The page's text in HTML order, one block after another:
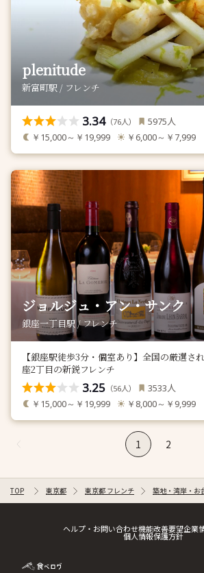
plenitude
新富町駅 / フレンチ
3.34（76人） 5975人
￥15,000～￥19,999 ￥6,000～￥7,999
ジョルジュ・アン・サンク
銀座一丁目駅 / フレンチ
【銀座駅徒歩3分・個室あり】全国の厳選さ
座2丁目の新鋭フレンチ
3.25 （56人） 3533人
￥15,000～￥19,999 ￥8,000～￥9,999
1 2
TOP 東京都 東京都 フレンチ 築地・湾岸・お
ヘルプ・お問い合わせ機能改善要望企業
個人情報保護方針